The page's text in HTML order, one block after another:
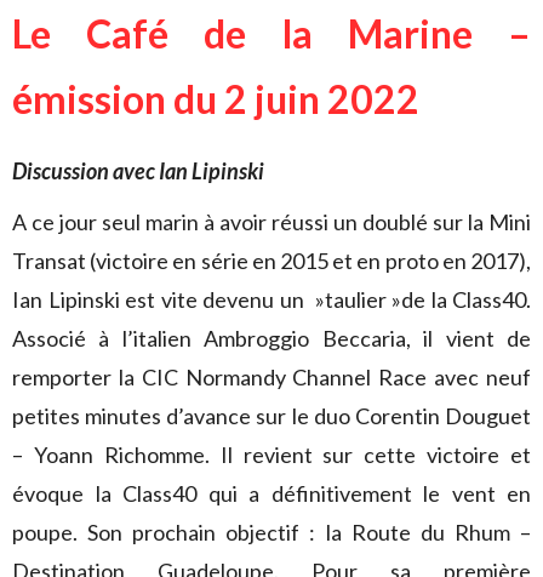
Le Café de la Marine –
émission du 2 juin 2022
Discussion avec Ian Lipinski
A ce jour seul marin à avoir réussi un doublé sur la Mini
Transat (victoire en série en 2015 et en proto en 2017),
Ian Lipinski est vite devenu un »taulier »de la Class40.
Associé à l’italien Ambroggio Beccaria, il vient de
remporter la CIC Normandy Channel Race avec neuf
petites minutes d’avance sur le duo Corentin Douguet
– Yoann Richomme. Il revient sur cette victoire et
évoque la Class40 qui a définitivement le vent en
poupe. Son prochain objectif : la Route du Rhum –
Destination Guadeloupe. Pour sa première